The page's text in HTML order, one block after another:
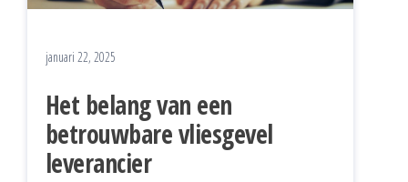
januari 22, 2025
Het belang van een
betrouwbare vliesgevel
leverancier